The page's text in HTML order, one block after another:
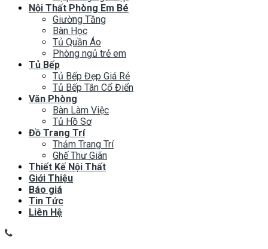
Nội Thất Phòng Em Bé
Giường Tầng
Bàn Học
Tủ Quần Áo
Phòng ngủ trẻ em
Tủ Bếp
Tủ Bếp Đẹp Giá Rẻ
Tủ Bếp Tân Cổ Điển
Văn Phòng
Bàn Làm Việc
Tủ Hồ Sơ
Đồ Trang Trí
Thảm Trang Trí
Ghế Thư Giãn
Thiết Kế Nội Thất
Giới Thiệu
Báo giá
Tin Tức
Liên Hệ